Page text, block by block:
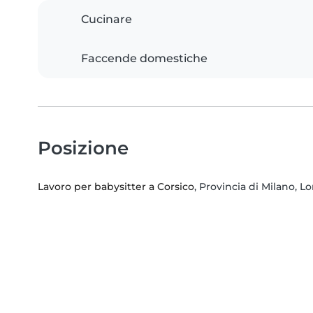
Cucinare
Faccende domestiche
Posizione
Lavoro per babysitter a Corsico, Provincia di Milano,